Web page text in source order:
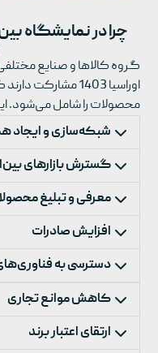
چرا در نمایشگاه
گروه کالاها و صنایع
اوراسیا 1403
محصولات را شامل می‌شود.
شبکه‌سازی و ایجاد
گسترش بازارهای
معرفی و تبلیغ
افزایش صادرات
دسترسی به
کاهش موانع تجاری
ارتقای اعتبار برند